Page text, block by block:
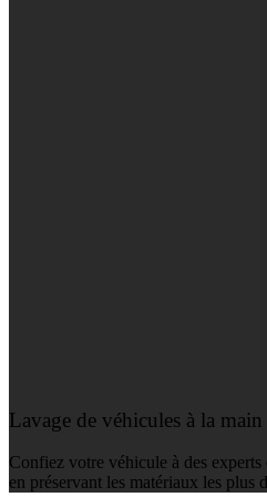
Lavage de véhicules à la main
Confiez votre véhicule à des
en préservant les matériaux les plus